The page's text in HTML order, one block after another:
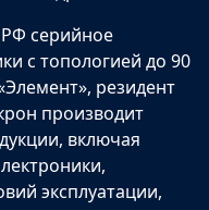
серийное
с топологией до 90
резидент
производит
включая
эксплуатации,